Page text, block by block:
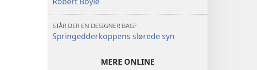
STÅR DER EN DESIGNER BAG?
Springedderkoppens slørede syn
MERE ONLINE